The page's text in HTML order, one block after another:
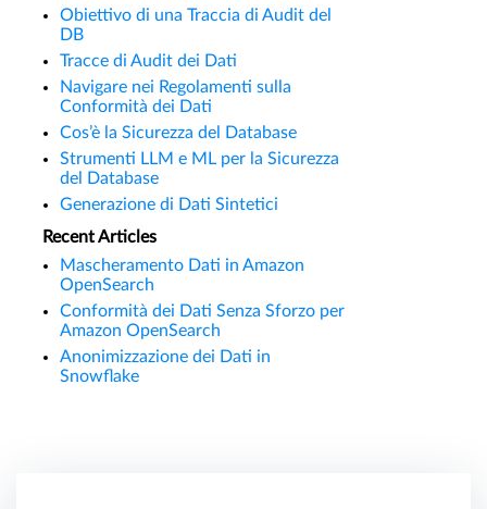
Obiettivo di una Traccia di Audit del
DB
Tracce di Audit dei Dati
Navigare nei Regolamenti sulla
Conformità dei Dati
Cos’è la Sicurezza del Database
Strumenti LLM e ML per la Sicurezza
del Database
Generazione di Dati Sintetici
Recent Articles
Mascheramento Dati in Amazon
OpenSearch
Conformità dei Dati Senza Sforzo per
Amazon OpenSearch
Anonimizzazione dei Dati in
Snowflake